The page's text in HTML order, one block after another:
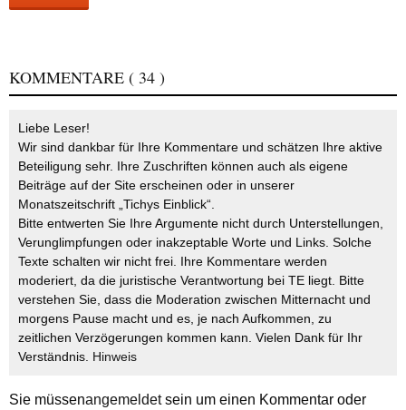
KOMMENTARE ( 34 )
Liebe Leser!
Wir sind dankbar für Ihre Kommentare und schätzen Ihre aktive
Beteiligung sehr. Ihre Zuschriften können auch als eigene
Beiträge auf der Site erscheinen oder in unserer
Monatszeitschrift „Tichys Einblick“.
Bitte entwerten Sie Ihre Argumente nicht durch Unterstellungen,
Verunglimpfungen oder inakzeptable Worte und Links. Solche
Texte schalten wir nicht frei. Ihre Kommentare werden
moderiert, da die juristische Verantwortung bei TE liegt. Bitte
verstehen Sie, dass die Moderation zwischen Mitternacht und
morgens Pause macht und es, je nach Aufkommen, zu
zeitlichen Verzögerungen kommen kann. Vielen Dank für Ihr
Verständnis. Hinweis
Sie müssenangemeldetsein um einen Kommentar oder